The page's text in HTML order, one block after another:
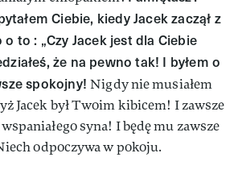
Ciebie, kiedy Jacek zaczął z
to : „Czy Jacek jest dla Ciebie
że na pewno tak! I byłem o
spokojny!Nigdy nie musiałem
Jacek był Twoim kibicem! I zawsze
syna! I będę mu zawsze
odpoczywa w pokoju.